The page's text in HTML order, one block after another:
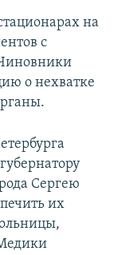
на
с
о нехватке
Сергею
их